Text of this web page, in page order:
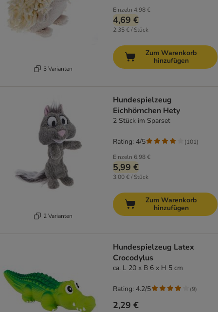
3 Varianten
Einzeln 4,98 €
4,69 €
2,35 € / Stück
Zum Warenkorb
hinzufügen
2 Varianten
Hundespielzeug
Eichhörnchen Hety
2 Stück im Sparset
Einzeln 6,98 €
5,99 €
3,00 € / Stück
Rating: 4/5 (101)
Zum Warenkorb
hinzufügen
Hundespielzeug Latex
Crocodylus
ca. L 20 x B 6 x H 5 cm
2,29 €
Rating: 4.2/5 (9)